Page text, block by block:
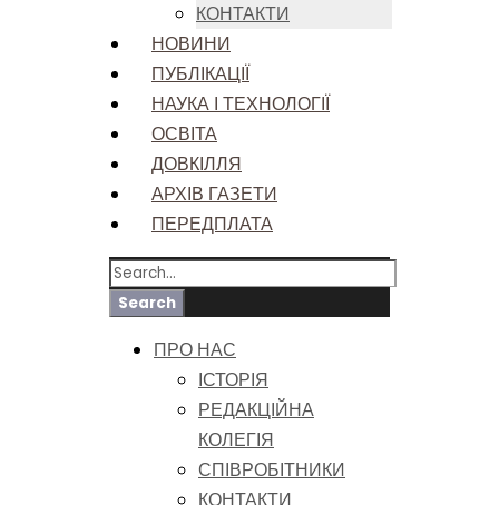
КОНТАКТИ
НОВИНИ
ПУБЛІКАЦІЇ
НАУКА І ТЕХНОЛОГІЇ
ОСВІТА
ДОВКІЛЛЯ
АРХІВ ГАЗЕТИ
ПЕРЕДПЛАТА
ПРО НАС
ІСТОРІЯ
РЕДАКЦІЙНА
КОЛЕГІЯ
СПІВРОБІТНИКИ